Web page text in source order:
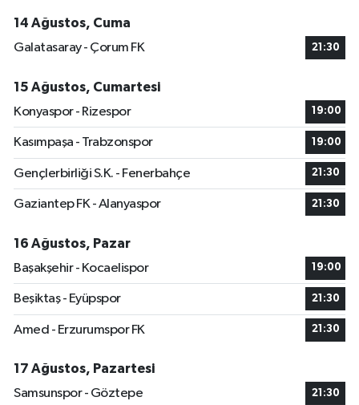
14 Ağustos, Cuma
Galatasaray - Çorum FK
21:30
15 Ağustos, Cumartesi
Konyaspor - Rizespor
19:00
Kasımpaşa - Trabzonspor 19:00
Gençlerbirliği S.K. - Fenerbahçe 21:30
Gaziantep FK - Alanyaspor 21:30
16 Ağustos, Pazar
Başakşehir - Kocaelispor
19:00
Beşiktaş - Eyüpspor 21:30
Amed - Erzurumspor FK 21:30
17 Ağustos, Pazartesi
Samsunspor - Göztepe
21:30